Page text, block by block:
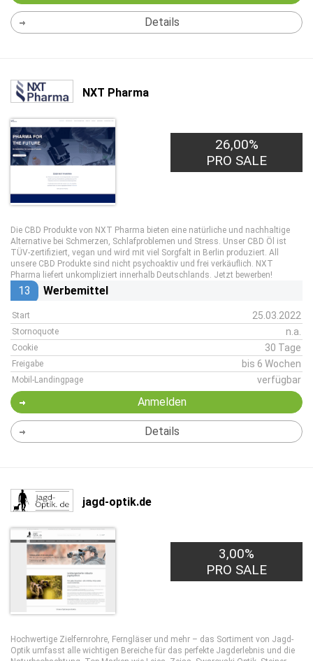
Details
NXT Pharma
26,00%
PRO SALE
Die CBD Produkte von NXT Pharma bieten eine natürliche und nachhaltige
Alternative bei Schmerzen, Schlafproblemen und Stress. Unser CBD Öl ist
TÜV-zertifiziert, vegan und wird mit viel Sorgfalt in Berlin produziert. All
unsere CBD Produkte sind nicht psychoaktiv und frei verkäuflich. NXT
Pharma liefert unkompliziert innerhalb Deutschlands. Jetzt bewerben!
13 Werbemittel
Start 25.03.2022
Stornoquote n.a.
Cookie 30 Tage
Freigabe bis 6 Wochen
Mobil-Landingpage verfügbar
Anmelden
Details
jagd-optik.de
3,00%
PRO SALE
Hochwertige Zielfernrohre, Ferngläser und mehr – das Sortiment von Jagd-
Optik umfasst alle wichtigen Bereiche für das perfekte Jagderlebnis und die